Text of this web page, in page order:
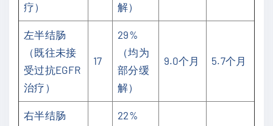
疗）
解）
左半结肠
（既往未接
受过抗EGFR
治疗）
17
29%
（均为
部分缓
解）
9.0个月 5.7个月
右半结肠
22%